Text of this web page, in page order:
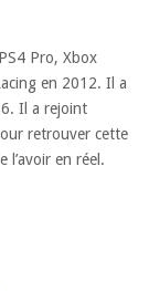
Pro, Xbox
en 2012. Il a
Il a rejoint
retrouver cette
l’avoir en réel.